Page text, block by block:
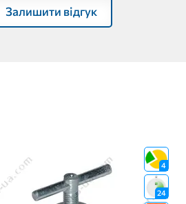
Залишити відгук
4
24